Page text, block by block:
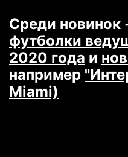
Среди новинок
футболки
2020 года и
например
Miami)